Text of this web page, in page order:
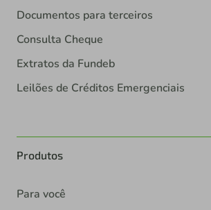
Documentos para terceiros
Consulta Cheque
Extratos da Fundeb
Leilões de Créditos Emergenciais
Produtos
Para você